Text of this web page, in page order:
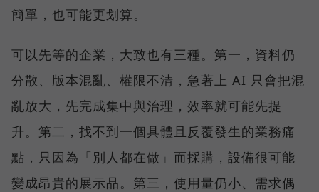
簡單，也可能更划算。
可以先等的企業，大致也有三種。第一，資料仍
分散、版本混亂、權限不清，急著上 AI 只會把混
亂放大，先完成集中與治理，效率就可能先提
升。第二，找不到一個具體且反覆發生的業務痛
點，只因為「別人都在做」而採購，設備很可能
變成昂貴的展示品。第三，使用量仍小、需求偶